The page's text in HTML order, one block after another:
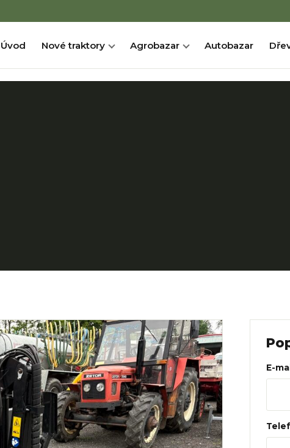
Úvod Nové traktory Agrobazar Autobazar
E-